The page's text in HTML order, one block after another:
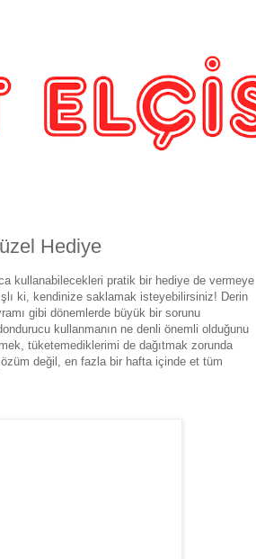
Hediye
kullanabilecekleri pratik bir hediye de vermeye
ki, kendinize saklamak isteyebilirsiniz! Derin
gibi dönemlerde büyük bir sorunu
kullanmanın ne denli önemli olduğunu
tüketemediklerimi de dağıtmak zorunda
değil, en fazla bir hafta içinde et tüm